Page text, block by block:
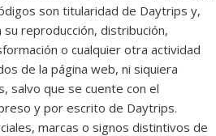
son titularidad de Daytrips y,
reproducción, distribución,
o cualquier otra actividad
de la página web, ni siquiera
salvo que se cuente con el
y por escrito de Daytrips.
marcas o signos distintivos de